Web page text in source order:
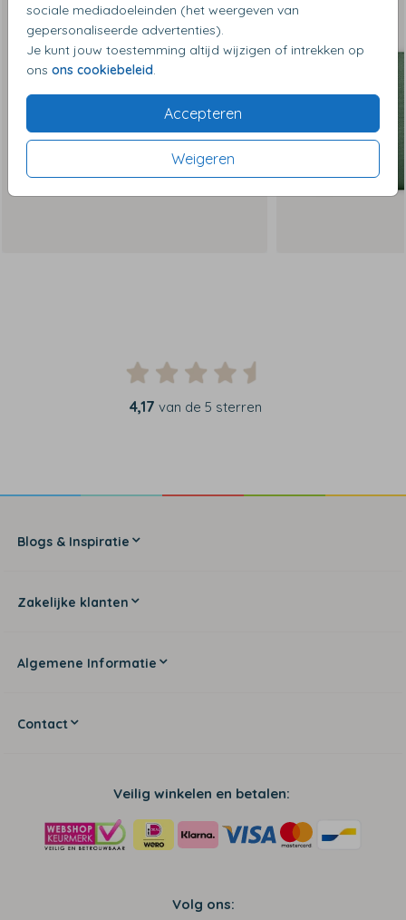
sociale mediadoeleinden (het weergeven van
gepersonaliseerde advertenties).
Je kunt jouw toestemming altijd wijzigen of intrekken op
ons ons cookiebeleid.
Accepteren
Weigeren
4,17 van de 5 sterren
Blogs & Inspiratie
Zakelijke klanten
Algemene Informatie
Contact
Veilig winkelen en betalen:
Volg ons: